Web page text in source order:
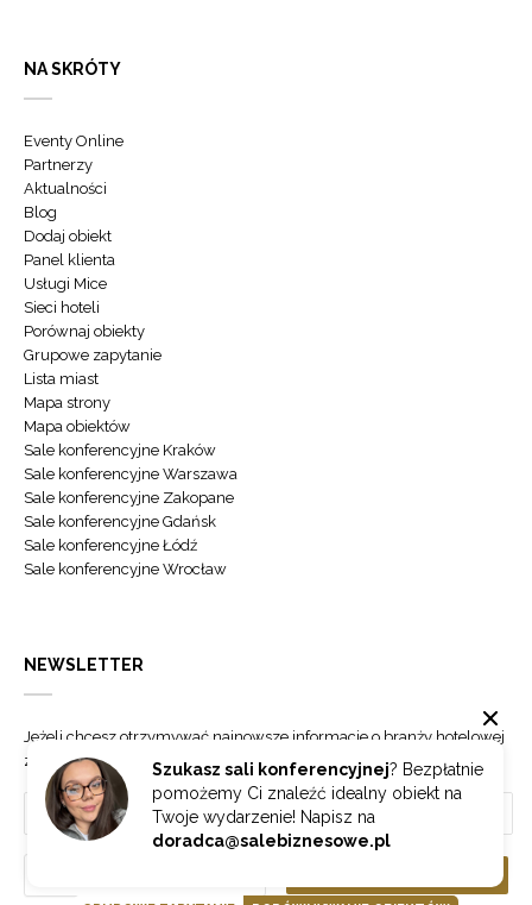
Szukasz sali konferencyjnej? Bezpłatnie
pomożemy Ci znaleźć idealny obiekt na
Twoje wydarzenie! Napisz na
doradca@salebiznesowe.pl
NA SKRÓTY
Eventy Online
Partnerzy
Aktualności
Blog
Dodaj obiekt
Panel klienta
Usługi Mice
Sieci hoteli
Porównaj obiekty
Grupowe zapytanie
Lista miast
Mapa strony
Mapa obiektów
Sale konferencyjne Kraków
Sale konferencyjne Warszawa
Sale konferencyjne Zakopane
Sale konferencyjne Gdańsk
Sale konferencyjne Łódź
Sale konferencyjne Wrocław
NEWSLETTER
Jeżeli chcesz otrzymywać najnowsze informacje o branży hotelowej
zapisz się do naszego newslettera.